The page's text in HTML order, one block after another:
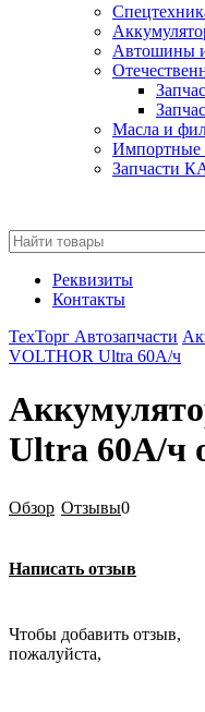
Автошины
Масла и
Импортные
Запчасти
Реквизиты
Контакты
ТехТорг Автозапчасти
VOLTHOR Ultra 60А/ч
Ultra 60А/ч
Обзор Отзывы0
Написать отзыв
Чтобы добавить отзыв,
пожалуйста,